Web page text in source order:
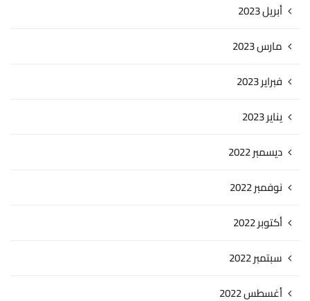
أبريل 2023
مارس 2023
فبراير 2023
يناير 2023
ديسمبر 2022
نوفمبر 2022
أكتوبر 2022
سبتمبر 2022
أغسطس 2022